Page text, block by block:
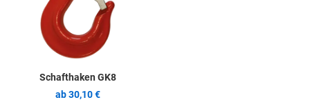
Schafthaken GK8
ab30,10 €